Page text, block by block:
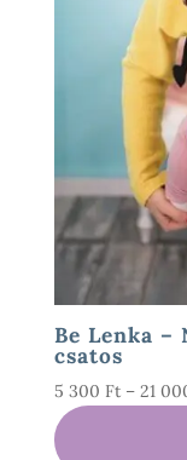
Be Lenka –
csatos
5 300 Ft – 21